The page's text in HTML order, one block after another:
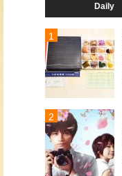
Daily